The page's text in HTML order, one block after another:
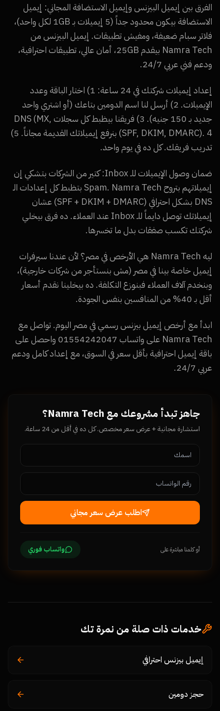
الفرق بين إيميل البيزنس وإيميل الاستضافة المجاني: إيميل
الاستضافة بيكون محدود جداً (5 إيميلات بـ 1GB لكل واحد)،
فلاتر سبام ضعيفة، ومفيش تطبيقات. إيميل البيزنس من
Namra Tech بيقدم 25GB، أمان عالي، تطبيقات احترافية،
ودعم فني عربي 24/7.
إعداد إيميلات شركتك في 24 ساعة: 1) اختار الباقة وعدد
الإيميلات. 2) أرسل لنا اسم الدومين بتاعك (أو اشتري واحد
جديد بـ 150 جنيه). 3) فريقنا بيظبط كل سجلات DNS (MX,
SPF, DKIM, DMARC). 4) بنرفع إيميلاتك القديمة مجاناً. 5)
تدريب فريقك. كل ده في يوم واحد.
ضمان وصول الإيميلات للـ Inbox: كتير من الشركات بتشكي إن
إيميلاتهم بتروح Spam. Namra Tech بتظبط كل إعدادات الـ
DNS بشكل احترافي (SPF + DKIM + DMARC) عشان
إيميلاتك توصل دايماً للـ Inbox عند العملاء. ده فرق بيخلي
شركتك تكسب صفقات بدل ما تخسرها.
ليه Namra Tech هي الأرخص في مصر؟ لأن عندنا سيرفرات
إيميل خاصة بينا في مصر (مش بنستأجر من شركات خارجية)،
وبنخدم آلاف العملاء فبنوزع التكلفة. ده بيخلينا نقدم أسعار
أقل بـ 40% من المنافسين بنفس الجودة.
ابدأ مع أرخص إيميل بيزنس رسمي في مصر اليوم. تواصل مع
Namra Tech على واتساب 01554242047 واحصل على
باقة إيميل احترافية بأقل سعر في السوق، مع إعداد كامل ودعم
عربي 24/7.
جاهز تبدأ مشروعك مع Namra Tech؟
استشارة مجانية + عرض سعر مخصص. كل ده في أقل من 24 ساعة.
اطلب عرض سعر مجاني
أو كلمنا مباشرة على واتساب فوري
خدمات ذات صلة من نمرة تك
إيميل بيزنس احترافي
حجز دومين